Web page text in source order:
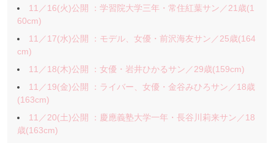
11／16(火)公開 ：学習院大学三年・常住紅葉サン／21歳(1
60cm)
11／17(水)公開 ：モデル、女優・前沢海友サン／25歳(164
cm)
11／18(木)公開 ：女優・岩井ひかるサン／29歳(159cm)
11／19(金)公開 ：ライバー、女優・金谷みひろサン／18歳
(163cm)
11／20(土)公開 ：慶應義塾大学一年・長谷川莉来サン／18
歳(163cm)